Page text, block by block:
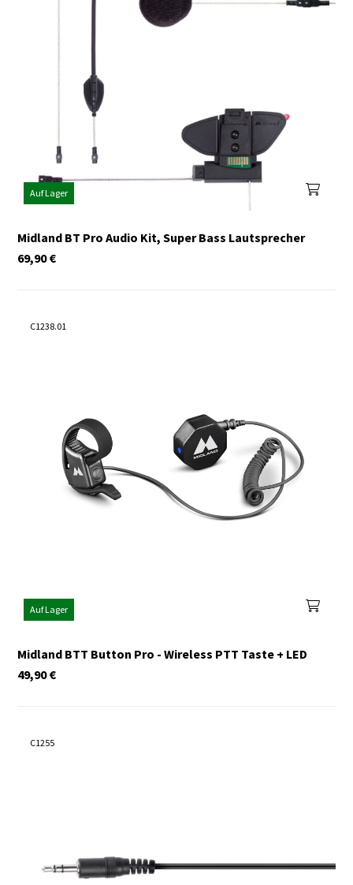
Auf Lager
Midland BT Pro Audio Kit, Super Bass Lautsprecher
€
69,90
C1238.01
Auf Lager
Midland BTT Button Pro - Wireless PTT Taste + LED
€
49,90
C1255